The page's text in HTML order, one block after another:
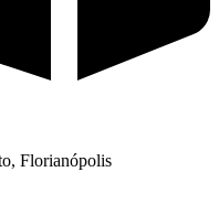
Florianópolis